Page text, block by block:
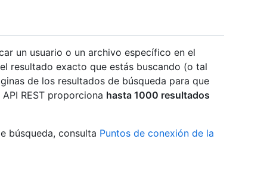
un usuario o un archivo específico en el
resultado exacto que estás buscando (o tal
de los resultados de búsqueda para que
REST proporciona hasta 1000 resultados
búsqueda, consulta Puntos de conexión de la